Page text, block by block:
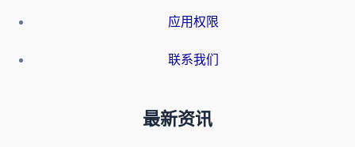
应用权限
联系我们
最新资讯